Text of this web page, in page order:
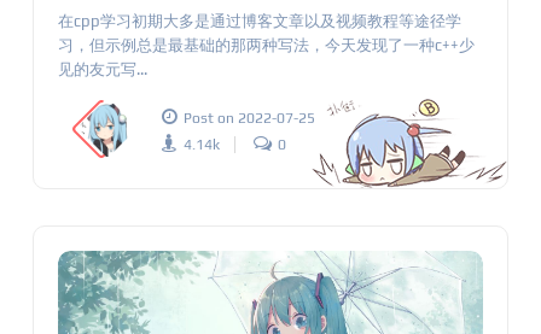
在cpp学习初期大多是通过博客文章以及视频教程等途径学
习，但示例总是最基础的那两种写法，今天发现了一种c++少
见的友元写...
Post on 2022-07-25
4.14k
0